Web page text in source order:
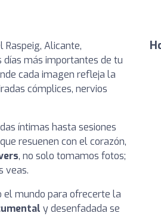
Alicante,
días más importantes de tu
cada imagen refleja la
cómplices, nervios
íntimas hasta sesiones
resuenen con el corazón,
, no solo tomamos fotos;
veas.
el mundo para ofrecerte la
y desenfadada se